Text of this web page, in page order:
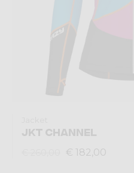
JKT CHANNEL
€ 182,00